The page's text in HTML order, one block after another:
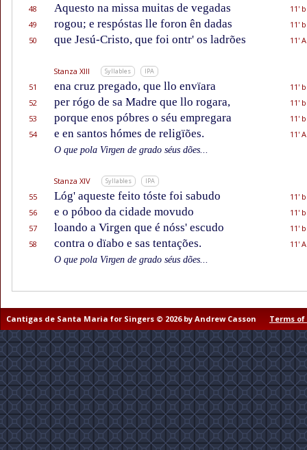
48
Aquesto na missa muitas de vegadas
11' b
49
rogou; e respóstas lle foron ên dadas
11' b
50
que Jesú-Cristo, que foi ontr' os ladrões 11' A
Stanza XIII Syllables IPA
51 ena cruz pregado, que llo envïara
11' b
52
per rógo de sa Madre que llo rogara,
11' b
53
porque enos póbres o séu empregara
11' b
54
e en santos hómes de religïões.
11' A
O que pola Virgen de grado séus dões...
Stanza XIV Syllables IPA
55 Lóg' aqueste feito tóste foi sabudo
11' b
56
e o póboo da cidade movudo
11' b
57
loando a Virgen que é nóss' escudo
11' b
58
contra o dïabo e sas tentações.
11' A
O que pola Virgen de grado séus dões...
Cantigas de Santa Maria for Singers © 2026 by Andrew Casson Terms of